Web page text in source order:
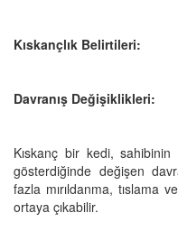
Kıskançlık Belirtileri:
Davranış Değişiklikleri:
Kıskanç bir kedi,
gösterdiğinde değişen
fazla mırıldanma, tıslama
ortaya çıkabilir.